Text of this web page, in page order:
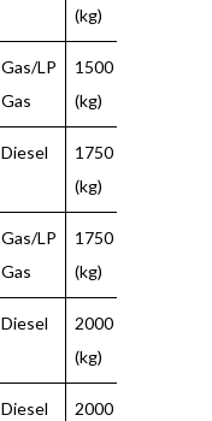
(kg)
Gas/LP
Gas
1500
(kg)
Diesel
1750
(kg)
Gas/LP
Gas
1750
(kg)
Diesel
2000
(kg)
Diesel
2000